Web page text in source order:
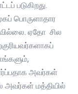
படுகிறது.
பொருளாதார
ஏதோ சில
அவர்கள்
அவர்கள் மத்தியில்